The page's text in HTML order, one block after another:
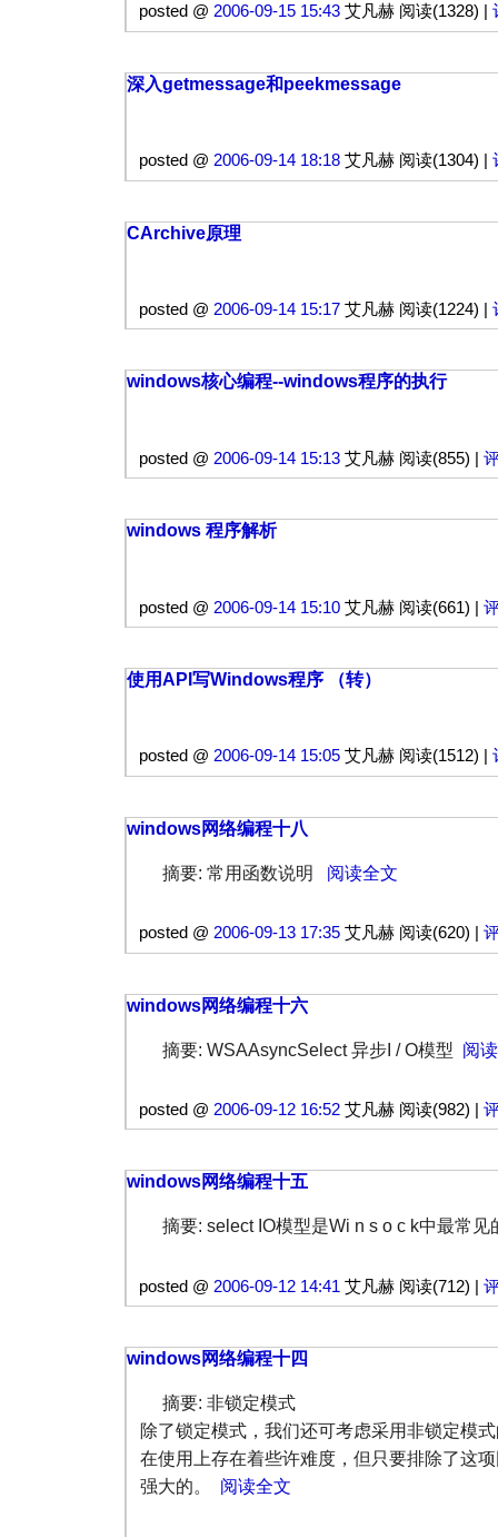
posted @ 2006-09-15 15:43艾凡赫 阅读(1328) |
深入getmessage和peekmessage
posted @ 2006-09-14 18:18艾凡赫 阅读(1304) |
CArchive原理
posted @ 2006-09-14 15:17艾凡赫 阅读(1224) |
windows核心编程--windows程序的执行
posted @ 2006-09-14 15:13艾凡赫 阅读(855) |
windows 程序解析
posted @ 2006-09-14 15:10艾凡赫 阅读(661) |
使用API写Windows程序 （转）
posted @ 2006-09-14 15:05艾凡赫 阅读(1512) |
windows网络编程十八
摘要: 常用函数说明 阅读全文
posted @ 2006-09-13 17:35艾凡赫 阅读(620) |
windows网络编程十六
摘要: WSAAsyncSelect 异步I / O模型 阅
posted @ 2006-09-12 16:52艾凡赫 阅读(982) |
windows网络编程十五
摘要: select IO模型是Wi n s o c k中最常
posted @ 2006-09-12 14:41 艾凡赫 阅读(712) |
windows网络编程十四
摘要: 非锁定模式
除了锁定模式，我们还可考虑采用非锁定模
在使用上存在着些许难度，但只要排除了这
强大的。 阅读全文